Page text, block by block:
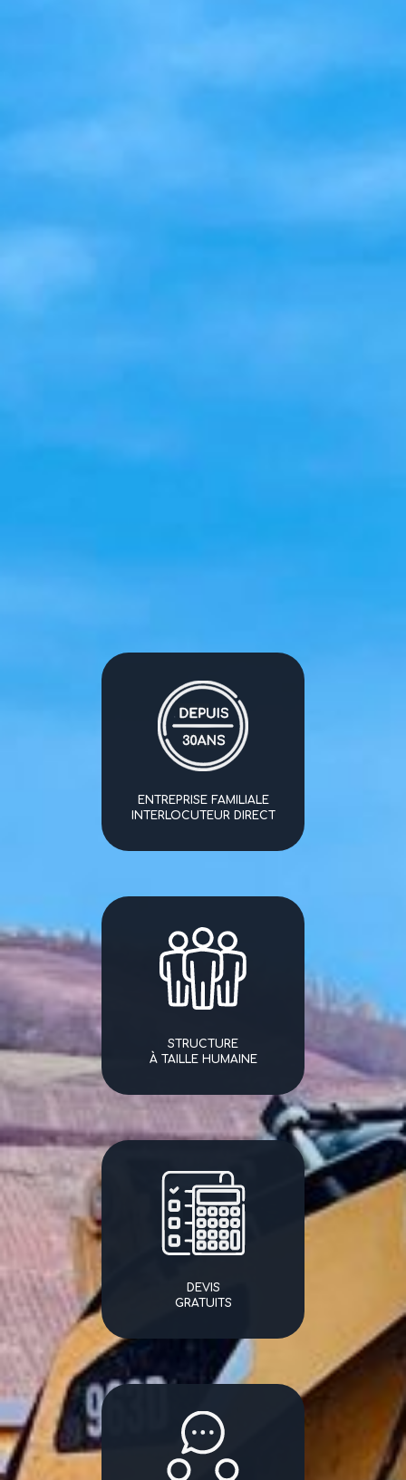
ENTREPRISE FAMILIALE
INTERLOCUTEUR DIRECT
STRUCTURE
À TAILLE HUMAINE
DEVIS
GRATUITS